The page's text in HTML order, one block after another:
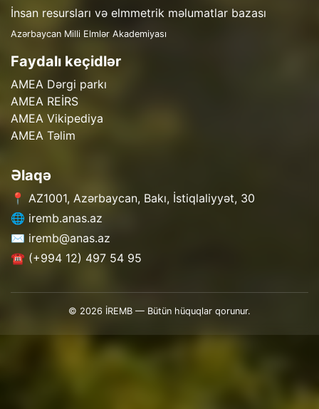
İnsan resursları və elmmetrik məlumatlar bazası
Azərbaycan Milli Elmlər Akademiyası
Faydalı keçidlər
AMEA Dərgi parkı
AMEA REİRS
AMEA Vikipediya
AMEA Təlim
Əlaqə
📍 AZ1001, Azərbaycan, Bakı, İstiqlaliyyət, 30
🌐 iremb.anas.az
✉️ iremb@anas.az
☎️ (+994 12) 497 54 95
© 2026 İREMB — Bütün hüquqlar qorunur.